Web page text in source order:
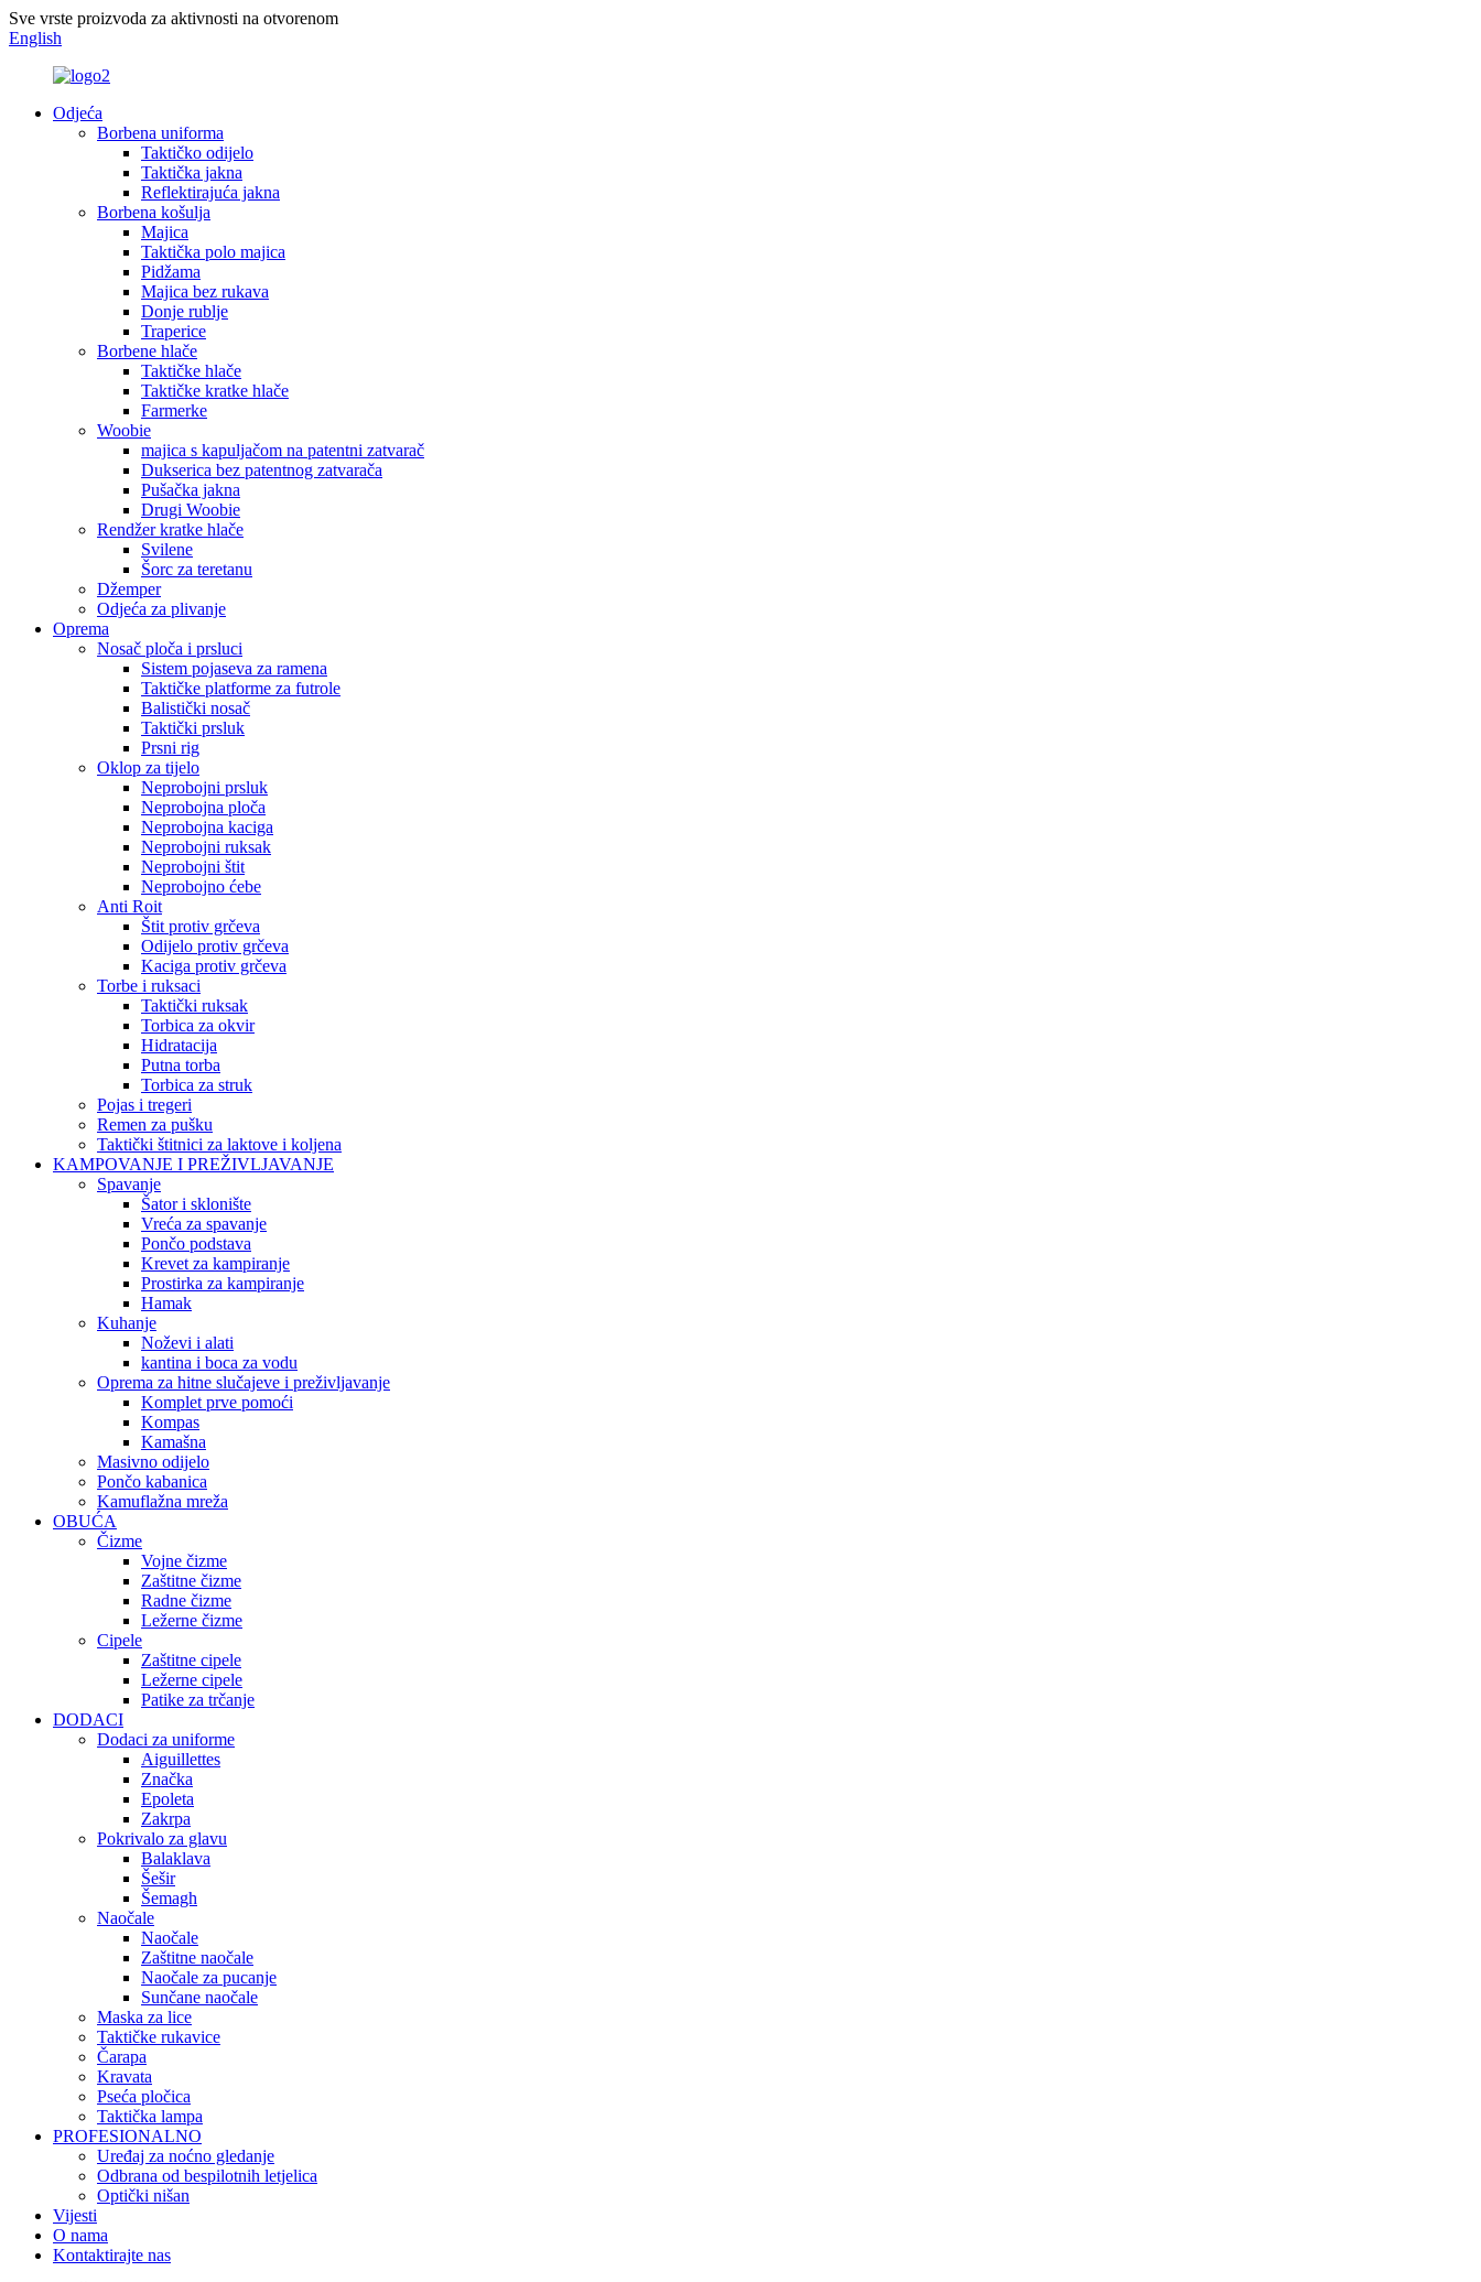
Sve vrste proizvoda za aktivnosti na otvorenom
English
Odjeća
Borbena uniforma
Taktičko odijelo
Taktička jakna
Reflektirajuća jakna
Borbena košulja
Majica
Taktička polo majica
Pidžama
Majica bez rukava
Donje rublje
Traperice
Borbene hlače
Taktičke hlače
Taktičke kratke hlače
Farmerke
Woobie
majica s kapuljačom na patentni zatvarač
Dukserica bez patentnog zatvarača
Pušačka jakna
Drugi Woobie
Rendžer kratke hlače
Svilene
Šorc za teretanu
Džemper
Odjeća za plivanje
Oprema
Nosač ploča i prsluci
Sistem pojaseva za ramena
Taktičke platforme za futrole
Balistički nosač
Taktički prsluk
Prsni rig
Oklop za tijelo
Neprobojni prsluk
Neprobojna ploča
Neprobojna kaciga
Neprobojni ruksak
Neprobojni štit
Neprobojno ćebe
Anti Roit
Štit protiv grčeva
Odijelo protiv grčeva
Kaciga protiv grčeva
Torbe i ruksaci
Taktički ruksak
Torbica za okvir
Hidratacija
Putna torba
Torbica za struk
Pojas i tregeri
Remen za pušku
Taktički štitnici za laktove i koljena
KAMPOVANJE I PREŽIVLJAVANJE
Spavanje
Šator i sklonište
Vreća za spavanje
Pončo podstava
Krevet za kampiranje
Prostirka za kampiranje
Hamak
Kuhanje
Noževi i alati
kantina i boca za vodu
Oprema za hitne slučajeve i preživljavanje
Komplet prve pomoći
Kompas
Kamašna
Masivno odijelo
Pončo kabanica
Kamuflažna mreža
OBUĆA
Čizme
Vojne čizme
Zaštitne čizme
Radne čizme
Ležerne čizme
Cipele
Zaštitne cipele
Ležerne cipele
Patike za trčanje
DODACI
Dodaci za uniforme
Aiguillettes
Značka
Epoleta
Zakrpa
Pokrivalo za glavu
Balaklava
Šešir
Šemagh
Naočale
Naočale
Zaštitne naočale
Naočale za pucanje
Sunčane naočale
Maska za lice
Taktičke rukavice
Čarapa
Kravata
Pseća pločica
Taktička lampa
PROFESIONALNO
Uređaj za noćno gledanje
Odbrana od bespilotnih letjelica
Optički nišan
Vijesti
O nama
Kontaktirajte nas